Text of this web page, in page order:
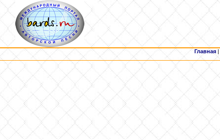
Главная |